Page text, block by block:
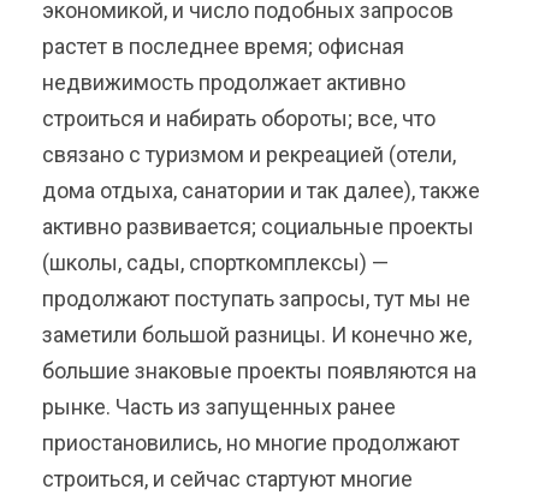
экономикой, и число подобных запросов
растет в последнее время; офисная
недвижимость продолжает активно
строиться и набирать обороты; все, что
связано с туризмом и рекреацией (отели,
дома отдыха, санатории и так далее), также
активно развивается; социальные проекты
(школы, сады, спорткомплексы) —
продолжают поступать запросы, тут мы не
заметили большой разницы. И конечно же,
большие знаковые проекты появляются на
рынке. Часть из запущенных ранее
приостановились, но многие продолжают
строиться, и сейчас стартуют многие